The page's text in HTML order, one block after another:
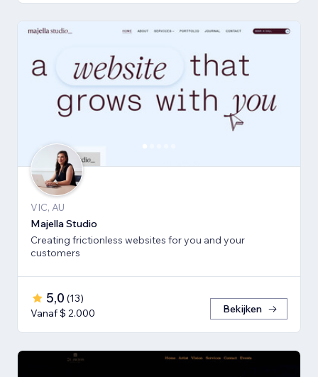
VIC, AU
Majella Studio
Creating frictionless websites for you and your
customers
5,0 (13)
Vanaf $ 2.000
Bekijken